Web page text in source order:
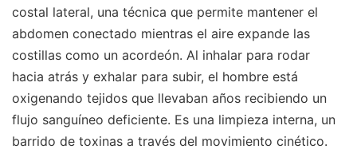
costal lateral, una técnica que permite mantener el
abdomen conectado mientras el aire expande las
costillas como un acordeón. Al inhalar para rodar
hacia atrás y exhalar para subir, el hombre está
oxigenando tejidos que llevaban años recibiendo un
flujo sanguíneo deficiente. Es una limpieza interna, un
barrido de toxinas a través del movimiento cinético.